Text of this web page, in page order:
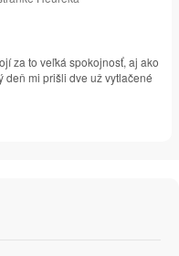
za to veľká spokojnosť, aj ako
deň mi prišli dve už vytlačené